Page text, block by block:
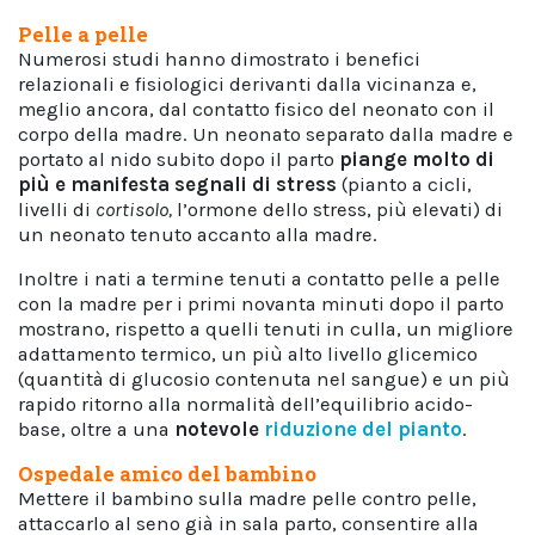
Pelle a pelle
Numerosi studi hanno dimostrato i benefici
relazionali e fisiologici derivanti dalla vicinanza e,
meglio ancora, dal contatto fisico del neonato con il
corpo della madre. Un neonato separato dalla madre e
portato al nido subito dopo il parto piange molto di
più e manifesta segnali di stress (pianto a cicli,
livelli di cortisolo, l’ormone dello stress, più elevati) di
un neonato tenuto accanto alla madre.
Inoltre i nati a termine tenuti a contatto pelle a pelle
con la madre per i primi novanta minuti dopo il parto
mostrano, rispetto a quelli tenuti in culla, un migliore
adattamento termico, un più alto livello glicemico
(quantità di glucosio contenuta nel sangue) e un più
rapido ritorno alla normalità dell’equilibrio acido-
base, oltre a una notevole riduzione del pianto.
Ospedale amico del bambino
Mettere il bambino sulla madre pelle contro pelle,
attaccarlo al seno già in sala parto, consentire alla